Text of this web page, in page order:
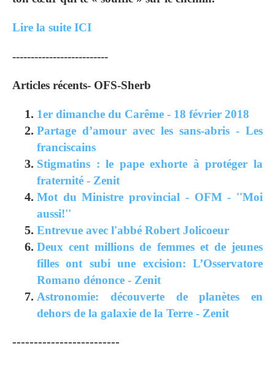
Lire la suite ICI
--------------------------
Articles récents- OFS-Sherb
1er dimanche du Carême - 18 février 2018
Partage d’amour avec les sans-abris - Les
franciscains
Stigmatins : le pape exhorte à protéger la
fraternité - Zenit
Mot du Ministre provincial - OFM - ''Moi
aussi!''
Entrevue avec l'abbé Robert Jolicoeur
Deux cent millions de femmes et de jeunes
filles ont subi une excision: L’Osservatore
Romano dénonce - Zenit
Astronomie: découverte de planètes en
dehors de la galaxie de la Terre - Zenit
-------------------------